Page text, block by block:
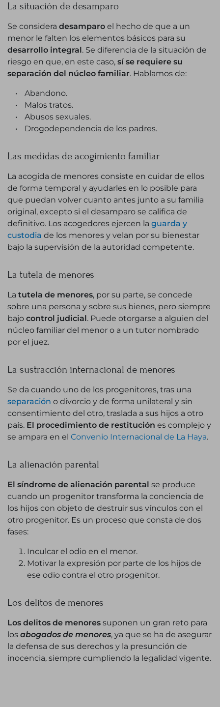
La situación de desamparo
Se considera desamparo el hecho de que a un
menor le falten los elementos básicos para su
desarrollo integral . Se diferencia de la situación de
riesgo en que, en este caso, sí se requiere su
separación del núcleo familiar. Hablamos de:
Abandono.
Malos tratos.
Abusos sexuales.
Drogodependencia de los padres.
Las medidas de acogimiento familiar
La acogida de menores consiste en cuidar de ellos
de forma temporal y ayudarles en lo posible para
que puedan volver cuanto antes junto a su familia
original, excepto si el desamparo se califica de
definitivo. Los acogedores ejercen la guarda y
custodia de los menores y velan por su bienestar
bajo la supervisión de la autoridad competente.
La tutela de menores
La tutela de menores, por su parte, se concede
sobre una persona y sobre sus bienes, pero siempre
bajo control judicial . Puede otorgarse a alguien del
núcleo familiar del menor o a un tutor nombrado
por el juez.
La sustracción internacional de menores
Se da cuando uno de los progenitores, tras una
separación o divorcio y de forma unilateral y sin
consentimiento del otro, traslada a sus hijos a otro
país. El procedimiento de restitución es complejo y
se ampara en el Convenio Internacional de La Haya.
La alienación parental
El síndrome de alienación parental se produce
cuando un progenitor transforma la conciencia de
los hijos con objeto de destruir sus vínculos con el
otro progenitor. Es un proceso que consta de dos
fases:
Inculcar el odio en el menor.
Motivar la expresión por parte de los hijos de
ese odio contra el otro progenitor.
Los delitos de menores
Los delitos de menores suponen un gran reto para
los abogados de menores, ya que se ha de asegurar
la defensa de sus derechos y la presunción de
inocencia, siempre cumpliendo la legalidad vigente.